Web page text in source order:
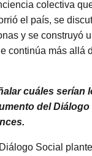
colectiva
el país, se
y se construyó
continúa más allá
cuáles serían
del Diálogo
Social